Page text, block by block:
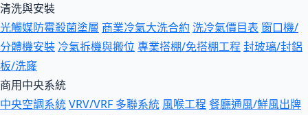
清洗與安裝
光觸媒防霉殺菌塗層 商業冷氣大洗合約 洗冷氣價目表 窗口機/
分體機安裝 冷氣拆機與搬位 專業搭棚/免搭棚工程 封玻璃/封鋁
板/洗窿
商用中央系統
中央空調系統VRV/VRF 多聯系統 風喉工程 餐廳通風/鮮風出牌